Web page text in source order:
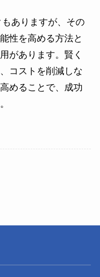
ありますが、その
性を高める方法と
があります。賢く
コストを削減しな
めることで、成功